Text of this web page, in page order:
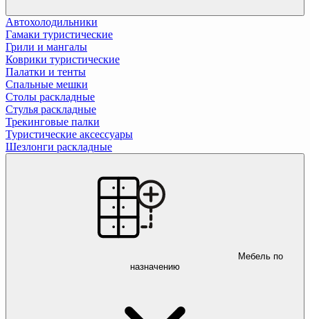
Автохолодильники
Гамаки туристические
Грили и мангалы
Коврики туристические
Палатки и тенты
Спальные мешки
Столы раскладные
Стулья раскладные
Трекинговые палки
Туристические аксессуары
Шезлонги раскладные
Мебель по
назначению